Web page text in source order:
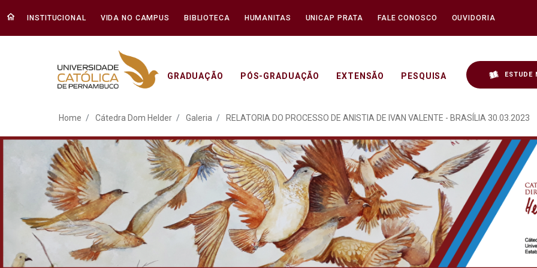
INSTITUCIONAL VIDA NO CAMPUS BIBLIOTECA HUMANITAS UNICAP PRATA FALE CONOSCO OUVIDORIA
GRADUAÇÃO PÓS-GRADUAÇÃO EXTENSÃO PESQUISA ESTUDE
ATO EM DEFESA DA DEMOCRACIA
Home Cátedra Dom Helder Galeria RELATORIA DO PROCESSO DE ANISTIA DE IVAN VALENTE - BRASÍLIA 30.03.2023